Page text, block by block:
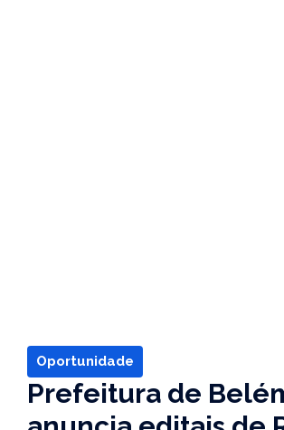
Oportunidade
Prefeitura de